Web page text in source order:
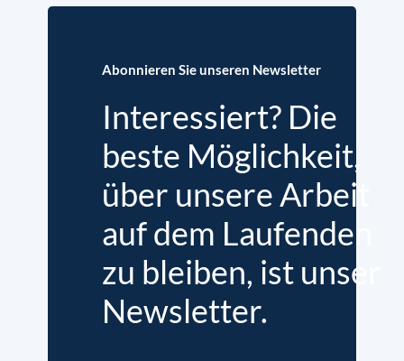
Abonnieren Sie unseren Newsletter
Interessiert? Die
beste Möglichkeit,
über unsere Arbeit
auf dem Laufenden
zu bleiben, ist unser
Newsletter.